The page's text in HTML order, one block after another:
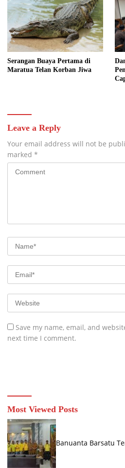
Serangan Buaya Pertama di
Maratua Telan Korban Jiwa
Leave a Reply
Your email address will not be
marked *
Save my name, email, and
next time I comment.
Most Viewed Posts
Banuanta Barsatu